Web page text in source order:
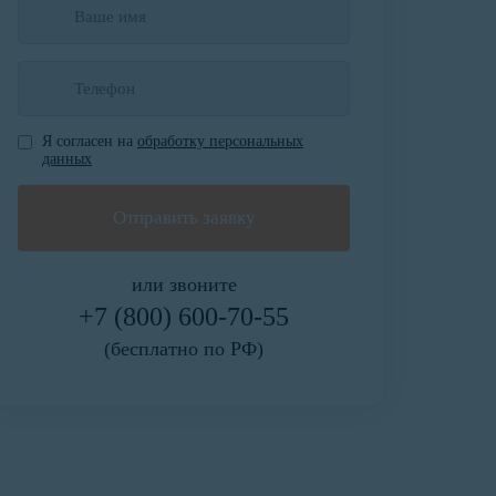
Я согласен на обработку персональных
данных
или звоните
+7 (800) 600-70-55
(бесплатно по РФ)